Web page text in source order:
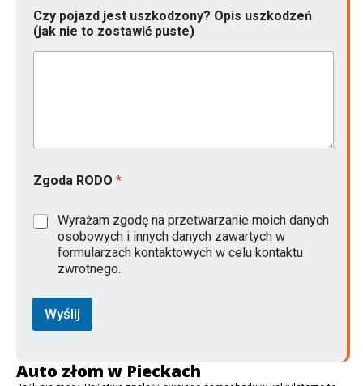
o
n
t
g
o
a
a
Czy pojazd jest uszkodzony? Opis uszkodzeń
(jak nie to zostawić puste)
Zgoda RODO *
Wyrażam zgodę na przetwarzanie moich danych
osobowych i innych danych zawartych w
formularzach kontaktowych w celu kontaktu
zwrotnego.
Wyślij
Auto złom w Pieckach